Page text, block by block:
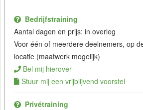
Bedrijfstraining
Aantal dagen en prijs: in overleg
Voor één of meerdere deelnemers, op
locatie (maatwerk mogelijk)
Bel mij hierover
Stuur mij een vrijblijvend voorstel
Privétraining